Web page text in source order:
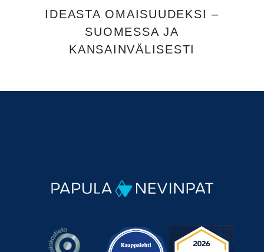
IDEASTA OMAISUUDEKSI –
SUOMESSA JA
KANSAINVÄLISESTI